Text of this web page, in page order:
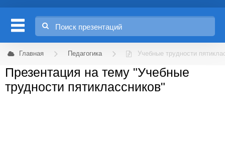
Главная Педагогика Учебные трудности
Презентация на тему "Учебные
трудности пятиклассников"